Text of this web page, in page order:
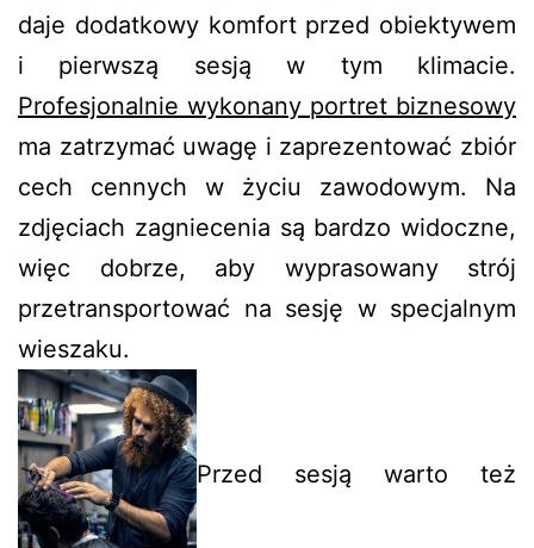
daje dodatkowy komfort przed obiektywem
i pierwszą sesją w tym klimacie.
Profesjonalnie wykonany portret biznesowy
ma zatrzymać uwagę i zaprezentować zbiór
cech cennych w życiu zawodowym. Na
zdjęciach zagniecenia są bardzo widoczne,
więc dobrze, aby wyprasowany strój
przetransportować na sesję w specjalnym
wieszaku.
Przed sesją warto też